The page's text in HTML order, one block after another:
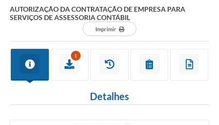
AUTORIZAÇÃO DA CONTRATAÇÃO DE EMPRESA PARA
SERVIÇOS DE ASSESSORIA CONTÁBIL
Imprimir
1
Detalhes